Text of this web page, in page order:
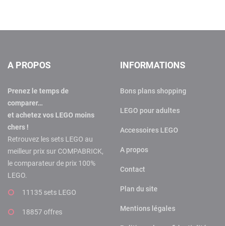
A PROPOS
Prenez le temps de
comparer…
et achetez vos LEGO moins
chers !
Retrouvez les sets LEGO au
meilleur prix sur COMPABRICK,
le comparateur de prix 100%
LEGO.
11135 sets LEGO
18857 offres
INFORMATIONS
Bons plans shopping
LEGO pour adultes
Accessoires LEGO
A propos
Contact
Plan du site
Mentions légales